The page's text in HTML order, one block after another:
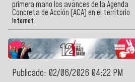
primera mano los avances de la Agenda
Concreta de Acción (ACA) en el territorio
Internet
Publicado: 02/06/2026 04:22 PM